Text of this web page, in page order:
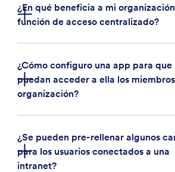
¿En qué beneficia a mi
función de acceso centralizado?
¿Cómo configuro una app para que
puedan acceder a ella los
organización?
¿Se pueden pre-rellenar algunos
para los usuarios conectados a una
intranet?